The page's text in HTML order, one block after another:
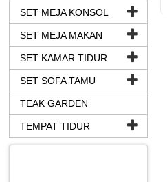
SET MEJA KONSOL
SET MEJA MAKAN
SET KAMAR TIDUR
SET SOFA TAMU
TEAK GARDEN
TEMPAT TIDUR